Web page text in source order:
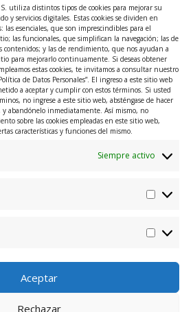
utiliza distintos tipos de cookies para mejorar su
y servicios digitales. Estas cookies se dividen en
las esenciales, que son imprescindibles para el
las funcionales, que simplifican la navegación; las de
y las de rendimiento, que nos ayudan a
para mejorarlo continuamente. Si deseas obtener
estas cookies, te invitamos a consultar nuestro
de Datos Personales”. El ingreso a este sitio web
a aceptar y cumplir con estos términos. Si usted
no ingrese a este sitio web, absténgase de hacer
y abandónelo inmediatamente. Así mismo, no
sobre las cookies empleadas en este sitio web,
características y funciones del mismo.
Siempre activo
Aceptar
Rechazar
I
g
r
L
i
d
i
#10 Sur 107, El Poblado, Medellín,
265 6050 – +57 314 632 0993